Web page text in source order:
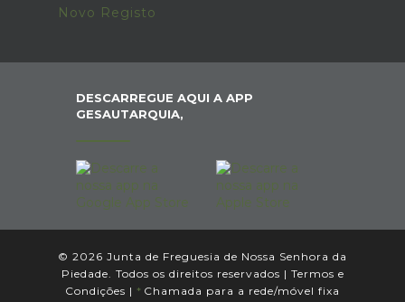
Novo Registo
DESCARREGUE AQUI A APP
GESAUTARQUIA,
© 2026 Junta de Freguesia de Nossa Senhora da
Piedade. Todos os direitos reservados | Termos e
Condições | * Chamada para a rede/móvel fixa